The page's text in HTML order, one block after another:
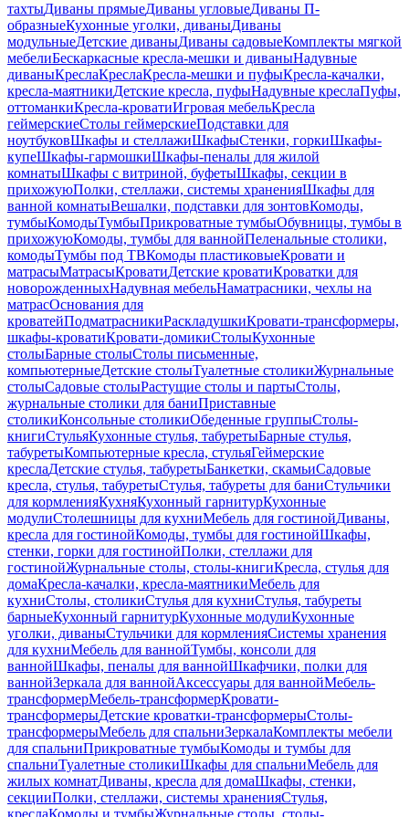
тахтыДиваны прямыеДиваны угловыеДиваны П-
образныеКухонные уголки, диваныДиваны
модульныеДетские диваныДиваны садовыеКомплекты мягкой
мебелиБескаркасные кресла-мешки и диваныНадувные
диваныКреслаКреслаКресла-мешки и пуфыКресла-качалки,
кресла-маятникиДетские кресла, пуфыНадувные креслаПуфы,
оттоманкиКресла-кроватиИгровая мебельКресла
геймерскиеСтолы геймерскиеПодставки для
ноутбуковШкафы и стеллажиШкафыСтенки, горкиШкафы-
купеШкафы-гармошкиШкафы-пеналы для жилой
комнатыШкафы с витриной, буфетыШкафы, секции в
прихожуюПолки, стеллажи, системы храненияШкафы для
ванной комнатыВешалки, подставки для зонтовКомоды,
тумбыКомодыТумбыПрикроватные тумбыОбувницы, тумбы в
прихожуюКомоды, тумбы для ваннойПеленальные столики,
комодыТумбы под ТВКомоды пластиковыеКровати и
матрасыМатрасыКроватиДетские кроватиКроватки для
новорожденныхНадувная мебельНаматрасники, чехлы на
матрасОснования для
кроватейПодматрасникиРаскладушкиКровати-трансформеры,
шкафы-кроватиКровати-домикиСтолыКухонные
столыБарные столыСтолы письменные,
компьютерныеДетские столыТуалетные столикиЖурнальные
столыСадовые столыРастущие столы и партыСтолы,
журнальные столики для баниПриставные
столикиКонсольные столикиОбеденные группыСтолы-
книгиСтульяКухонные стулья, табуретыБарные стулья,
табуретыКомпьютерные кресла, стульяГеймерские
креслаДетские стулья, табуретыБанкетки, скамьиСадовые
кресла, стулья, табуретыСтулья, табуреты для баниСтульчики
для кормленияКухняКухонный гарнитурКухонные
модулиСтолешницы для кухниМебель для гостинойДиваны,
кресла для гостинойКомоды, тумбы для гостинойШкафы,
стенки, горки для гостинойПолки, стеллажи для
гостинойЖурнальные столы, столы-книгиКресла, стулья для
домаКресла-качалки, кресла-маятникиМебель для
кухниСтолы, столикиСтулья для кухниСтулья, табуреты
барныеКухонный гарнитурКухонные модулиКухонные
уголки, диваныСтульчики для кормленияСистемы хранения
для кухниМебель для ваннойТумбы, консоли для
ваннойШкафы, пеналы для ваннойШкафчики, полки для
ваннойЗеркала для ваннойАксессуары для ваннойМебель-
трансформерМебель-трансформерКровати-
трансформерыДетские кроватки-трансформерыСтолы-
трансформерыМебель для спальниЗеркалаКомплекты мебели
для спальниПрикроватные тумбыКомоды и тумбы для
спальниТуалетные столикиШкафы для спальниМебель для
жилых комнатДиваны, кресла для домаШкафы, стенки,
секцииПолки, стеллажи, системы храненияСтулья,
креслаКомоды и тумбыЖурнальные столы, столы-